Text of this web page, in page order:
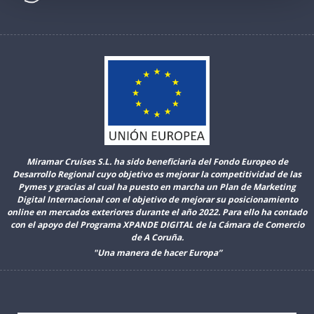
Miramar Cruises S.L. ha sido beneficiaria del Fondo Europeo de
Desarrollo Regional cuyo objetivo es mejorar la competitividad de las
Pymes y gracias al cual ha puesto en marcha un Plan de Marketing
Digital Internacional con el objetivo de mejorar su posicionamiento
online en mercados exteriores durante el año 2022. Para ello ha contado
con el apoyo del Programa XPANDE DIGITAL de la Cámara de Comercio
de A Coruña.
"Una manera de hacer Europa”